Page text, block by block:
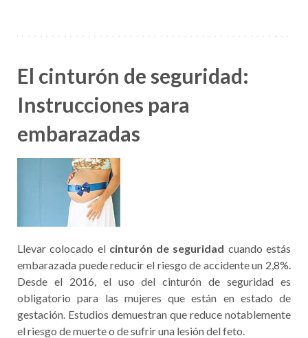
El cinturón de seguridad:
Instrucciones para
embarazadas
Llevar colocado el cinturón de seguridad cuando estás
embarazada puede reducir el riesgo de accidente un 2,8%.
Desde el 2016, el uso del cinturón de seguridad es
obligatorio para las mujeres que están en estado de
gestación. Estudios demuestran que reduce notablemente
el riesgo de muerte o de sufrir una lesión del feto.